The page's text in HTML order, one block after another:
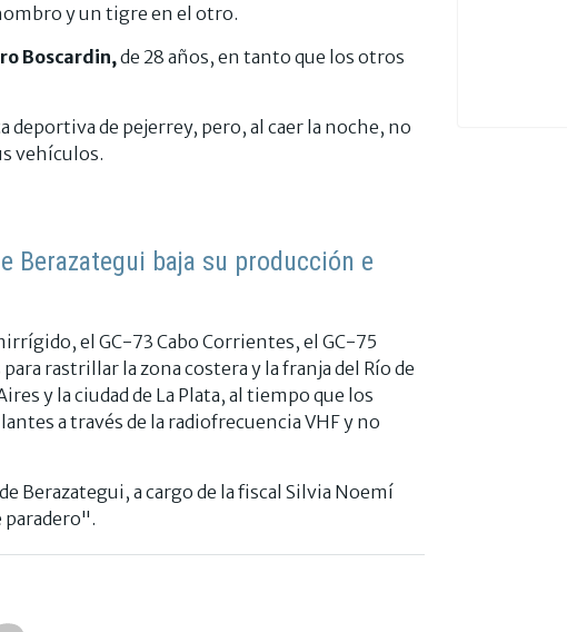
y un tigre en el otro.
Boscardin,de 28 años, en tanto que los otros
deportiva de pejerrey, pero, al caer la noche, no
vehículos.
Berazategui baja su producción e
el GC-73 Cabo Corrientes, el GC-75
rastrillar la zona costera y la franja del Río de
y la ciudad de La Plata, al tiempo que los
a través de la radiofrecuencia VHF y no
Berazategui, a cargo de la fiscal Silvia Noemí
paradero".